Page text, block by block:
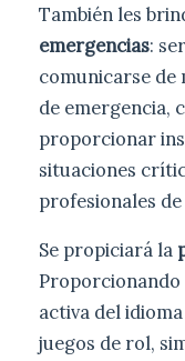
También les
emergencias:
comunicarse de
de emergencia,
proporcionar
situaciones
profesionales
Se propiciará la
activa del
juegos de rol,